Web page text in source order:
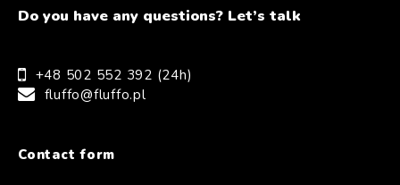
Do you have any questions? Let’s talk
+48 502 552 392 (24h)
fluffo@fluffo.pl
Contact form